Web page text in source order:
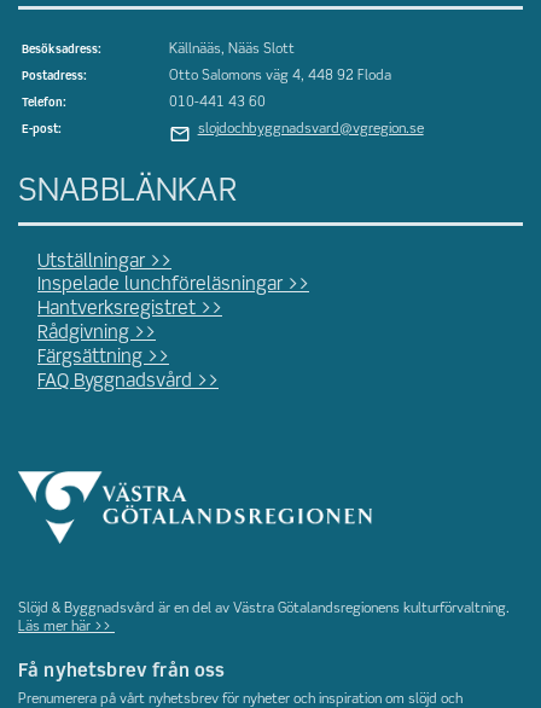
Besöksadress: Källnääs, Nääs Slott
Postadress: Otto Salomons väg 4, 448 92 Floda
Telefon: 010-441 43 60
E-post: slojdochbyggnadsvard@vgregion.se
SNABBLÄNKAR
Utställningar >>
Inspelade lunchföreläsningar >>
Hantverksregistret >>
Rådgivning >>
Färgsättning >>
FAQ Byggnadsvård >>
Slöjd & Byggnadsvård är en del av Västra Götalandsregionens kulturförvaltning.
Läs mer här >>
Få nyhetsbrev från oss
Prenumerera på vårt nyhetsbrev för nyheter och inspiration om slöjd och